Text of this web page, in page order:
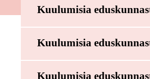
Kuulumisia
Kuulumisia
Kuulumisia